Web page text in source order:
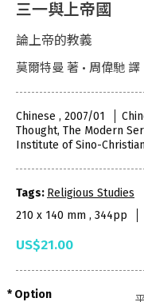
三一與上帝國
論上帝的教義
莫爾特曼 著 • 周偉馳 譯
Chinese , 2007/01
Thought, The Modern
Institute of Sino-
Tags: Religious Studies
210 x 140 mm , 344pp
US$21.00
Option